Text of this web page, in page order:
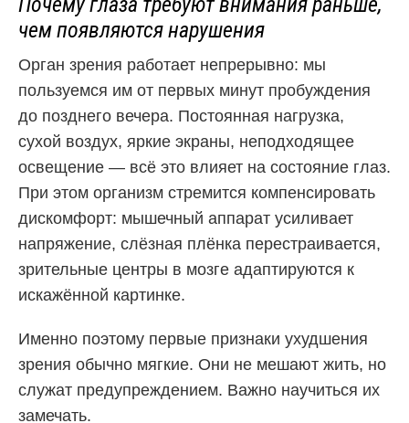
чем появляются нарушения
Орган зрения работает непрерывно: мы
пользуемся им от первых минут пробуждения
до позднего вечера. Постоянная нагрузка,
сухой воздух, яркие экраны, неподходящее
освещение — всё это влияет на состояние глаз.
При этом организм стремится компенсировать
дискомфорт: мышечный аппарат усиливает
напряжение, слёзная плёнка перестраивается,
зрительные центры в мозге адаптируются к
искажённой картинке.
Именно поэтому первые признаки ухудшения
зрения обычно мягкие. Они не мешают жить, но
служат предупреждением. Важно научиться их
замечать.